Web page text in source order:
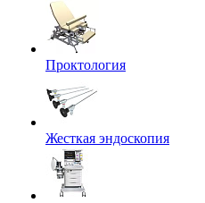
Проктология
Жесткая эндоскопия